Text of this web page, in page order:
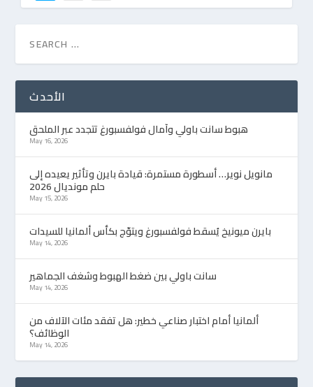
الأحدث
هبوط سانت باولي وآمال فولفسبورغ تتجدد عبر الملحق
May 16, 2026
مانويل نوير… أسطورة مستمرة: قيادة بايرن وتأثير يعيده إلى
حلم مونديال 2026
May 15, 2026
بايرن ميونيخ يُسقط فولفسبورغ ويتوّج بكأس ألمانيا للسيدات
May 14, 2026
سانت باولي بين ضغط الهبوط وشغف الجماهير
May 14, 2026
ألمانيا أمام اختبار صناعي خطير: هل تفقد مئات الآلاف من
الوظائف؟
May 14, 2026